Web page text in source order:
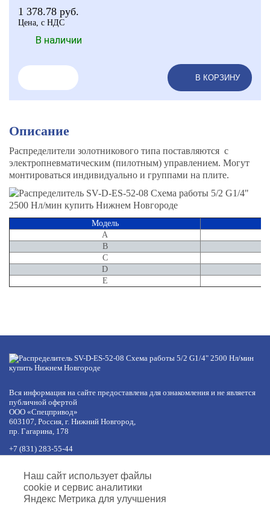
1 378.78 руб.
Цена, с НДС
В наличии
В КОРЗИНУ
Описание
Распределители золотникового типа поставляются с
электропневматическим (пилотным) управлением. Могут
монтироваться индивидуально и группами на плите.
Модель
A
B
C
D
E
Вся информация на сайте предоставлена для ознакомления и не является
публичной офертой
ООО «Спецпривод»
603107, Россия, г. Нижний Новгород,
пр. Гагарина, 178
+7 (831) 283-55-44
+7 (977) 422-66-54
обед с 12:30 до 13:30
info@specprivod.com
Наш сайт использует файлы
cookie и сервис аналитики
Яндекс Метрика для улучшения